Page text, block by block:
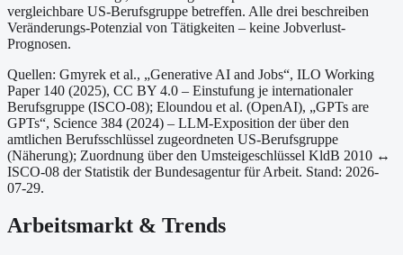
vergleichbare US-Berufsgruppe betreffen. Alle drei beschreiben
Veränderungs-Potenzial von Tätigkeiten – keine Jobverlust-
Prognosen.
Quellen: Gmyrek et al., „Generative AI and Jobs“, ILO Working
Paper 140 (2025), CC BY 4.0 – Einstufung je internationaler
Berufsgruppe (ISCO-08); Eloundou et al. (OpenAI), „GPTs are
GPTs“, Science 384 (2024) – LLM-Exposition der über den
amtlichen Berufsschlüssel zugeordneten US-Berufsgruppe
(Näherung); Zuordnung über den Umsteigeschlüssel KldB 2010 ↔
ISCO-08 der Statistik der Bundesagentur für Arbeit. Stand: 2026-
07-29.
Arbeitsmarkt & Trends